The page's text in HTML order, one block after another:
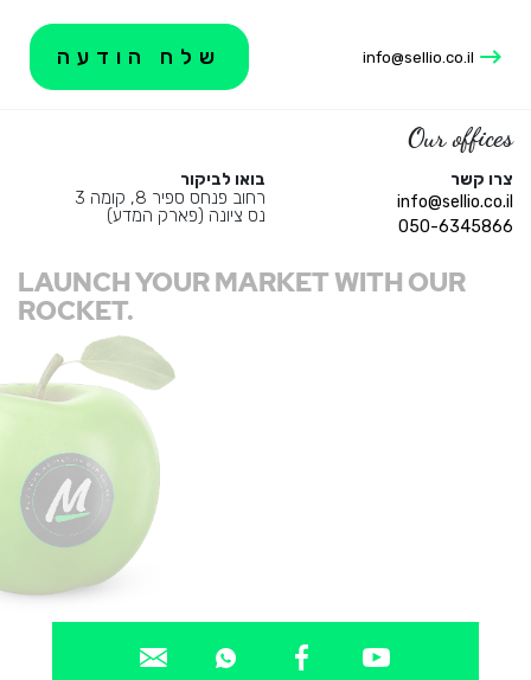
info@sellio.co.il
Our offices
צרו קשר
info@sellio.co.il
050-6345866
בואו לביקור
רחוב פנחס ספיר 8, קומה 3
נס ציונה (פארק המדע)
LAUNCH YOUR MARKET WITH OUR
ROCKET.